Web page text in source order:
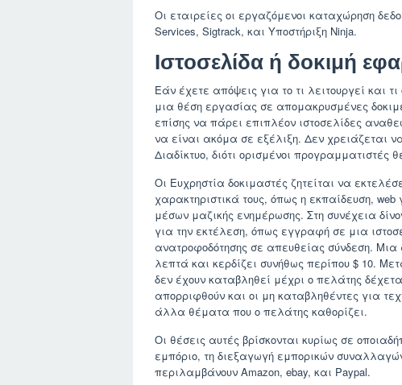
Οι εταιρείες οι εργαζόμενοι καταχώρηση
Services, Sigtrack, και Υποστήριξη Ninja.
Ιστοσελίδα ή δοκιμή
Εάν έχετε απόψεις για το τι λειτουργεί και
μια θέση εργασίας σε απομακρυσμένες
επίσης να πάρει επιπλέον ιστοσελίδες
να είναι ακόμα σε εξέλιξη. Δεν χρειάζεται
Διαδίκτυο, διότι ορισμένοι
Οι Ευχρηστία δοκιμαστές ζητείται να
χαρακτηριστικά τους, όπως η εκπαίδευση,
μέσων μαζικής ενημέρωσης. Στη συνέχεια
για την εκτέλεση, όπως εγγραφή σε μια
ανατροφοδότησης σε απευθείας σύνδεση.
λεπτά και κερδίζει συνήθως περίπου $ 10.
δεν έχουν καταβληθεί μέχρι ο πελάτης
απορριφθούν και οι μη καταβληθέντες για
άλλα θέματα που ο πελάτης καθορίζει.
Οι θέσεις αυτές βρίσκονται κυρίως σε
εμπόριο, τη διεξαγωγή εμπορικών
περιλαμβάνουν Amazon, ebay, και Paypal.